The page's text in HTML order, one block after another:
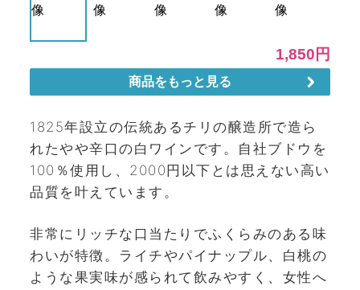
1825年設立の伝統あるチリの醸造所で造ら
れたやや辛口の白ワインです。自社ブドウを
100％使用し、2000円以下とは思えない高い
品質を叶えています。
非常にリッチな口当たりでふくらみのある味
わいが特徴。ライチやパイナップル、白桃の
ような果実味が感られて飲みやすく、女性へ